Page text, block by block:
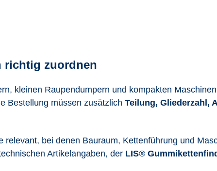
richtig zuordnen
kleinen Raupendumpern und kompakten
Bestellung müssen zusätzlich Teilung, Gliederzahl,
bei denen Bauraum, Kettenführung und
Artikelangaben, der LIS®